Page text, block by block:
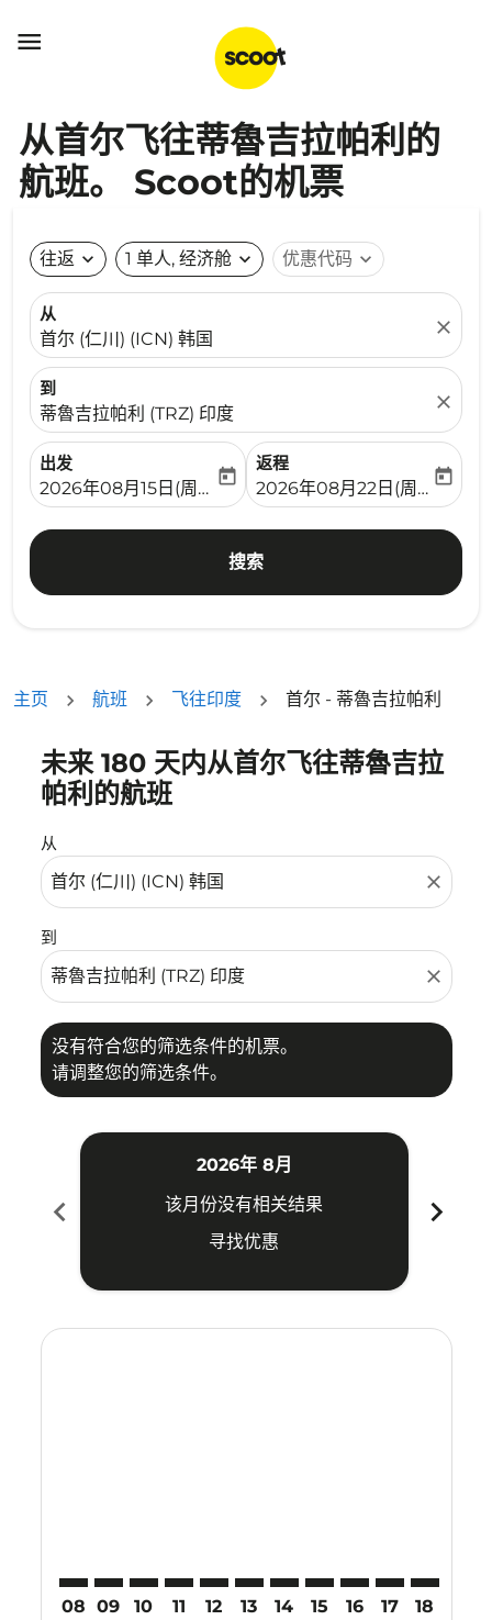

从首尔飞往蒂魯吉拉帕利的
航班。 Scoot的机票
往返 expand_more 1 单人, 经济舱 expand_more 优惠代码 expand_more
从
首尔 (仁川) (ICN) 韩国
close
到
蒂魯吉拉帕利 (TRZ) 印度
close
出发
fc-booking-departure-date-aria-label
2026年08月15日(周六)
today
返程
fc-booking-return-date-
2026年08月22日(周六)
today
搜索
主页 航班 飞往印度 首尔 - 蒂魯吉拉帕利
未来 180 天内从首尔飞往蒂魯吉拉
帕利的航班
从
close
到
close
没有符合您的筛选条件的机票。
请调整您的筛选条件。
没有符合您的筛选条件的机票。请调整您的筛选条件。
chevron_left
2026年 8月
该月份没有相关结果
寻找优惠
chevron_right
08 09 10 11 12 13 14 15 16 17 18